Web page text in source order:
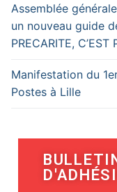
Assemblée
un nouveau guide
PRECARITE, C’EST
Manifestation du
Postes à Lille